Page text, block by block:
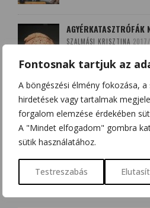
Fontosnak tartjuk az
A böngészési élmény fokozása,
hirdetések vagy tartalmak
forgalom elemzése érdekében
A "Mindet elfogadom" gombra
sütik használatához.
Testreszabás
AGYÉRKATASZTRÓFÁK
SZALMÁSI KRISZTINA
A LEKOPOGÁS
SZOBOSZLAI KRISZTINA